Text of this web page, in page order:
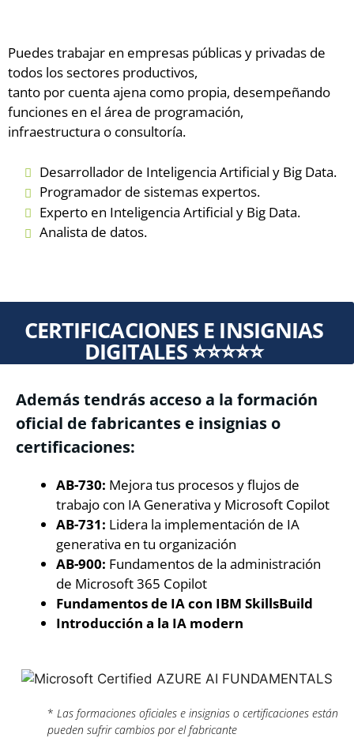
Puedes trabajar en empresas públicas y privadas de
todos los sectores productivos,
tanto por cuenta ajena como propia, desempeñando
funciones en el área de programación,
infraestructura o consultoría.
Desarrollador de Inteligencia Artificial y Big Data.
Programador de sistemas expertos.
Experto en Inteligencia Artificial y Big Data.
Analista de datos.
CERTIFICACIONES E INSIGNIAS
DIGITALES ⭐⭐⭐⭐⭐
Además tendrás acceso a la formación
oficial de fabricantes e insignias o
certificaciones:
AB-730: Mejora tus procesos y flujos de
trabajo con IA Generativa y Microsoft Copilot
AB-731: Lidera la implementación de IA
generativa en tu organización
AB-900: Fundamentos de la administración
de Microsoft 365 Copilot
Fundamentos de IA con IBM SkillsBuild
Introducción a la IA modern
* Las formaciones oficiales e insignias o certificaciones están
pueden sufrir cambios por el fabricante